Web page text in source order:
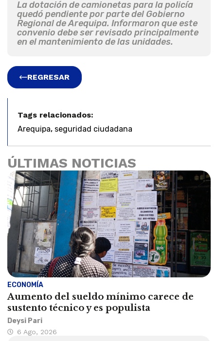
La dotación de camionetas para la policía
quedó pendiente por parte del Gobierno
Regional de Arequipa. Informaron que este
convenio debe ser revisado principalmente
en el mantenimiento de las unidades.
REGRESAR
Tags relacionados:
Arequipa, seguridad ciudadana
ÚLTIMAS NOTICIAS
ECONOMÍA
Aumento del sueldo mínimo carece de
sustento técnico y es populista
Deysi Pari
6 Ago, 2026